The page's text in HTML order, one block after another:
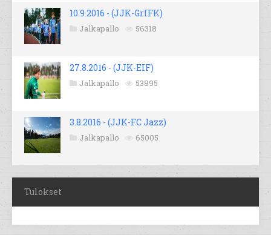
10.9.2016 - (JJK-GrIFK)
Jalkapallo 56318
27.8.2016 - (JJK-EIF)
Jalkapallo 53895
3.8.2016 - (JJK-FC Jazz)
Jalkapallo 65005
Tulokset